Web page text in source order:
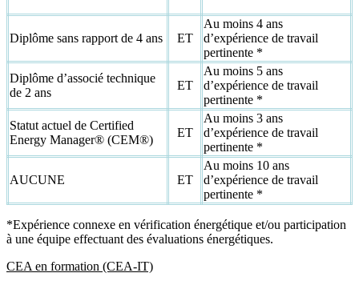
Diplôme sans rapport de 4 ans ET
Au moins 4 ans
d’expérience de travail
pertinente *
Diplôme d’associé technique
de 2 ans
ET
Au moins 5 ans
d’expérience de travail
pertinente *
Statut actuel de Certified
Energy Manager® (CEM®)
ET
Au moins 3 ans
d’expérience de travail
pertinente *
AUCUNE ET
Au moins 10 ans
d’expérience de travail
pertinente *
*Expérience connexe en vérification énergétique et/ou participation
à une équipe effectuant des évaluations énergétiques.
CEA en formation (CEA-IT)